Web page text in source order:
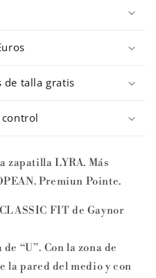
de talla gratis
zapatilla LYRA. Más
Premiun Pointe.
FIT de Gaynor
“U”. Con la zona de
la pared del medio y con